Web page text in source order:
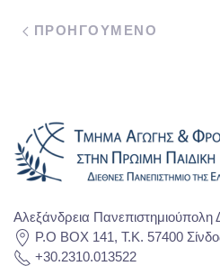
ΠΡΟΗΓΟΥΜΕΝΟ
Αλεξάνδρεια Πανεπιστημιούπολη
P.O BOX 141, T.K. 57400
+30.2310.013522